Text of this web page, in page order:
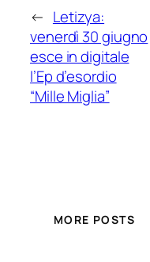
← Letizya:
venerdì 30 giugno
esce in digitale
l’Ep d’esordio
“Mille Miglia”
MORE POSTS